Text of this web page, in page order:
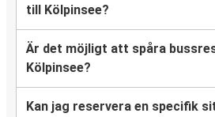
till Kölpinsee?
Är det möjligt att spåra
Kölpinsee?
Kan jag reservera en specifik